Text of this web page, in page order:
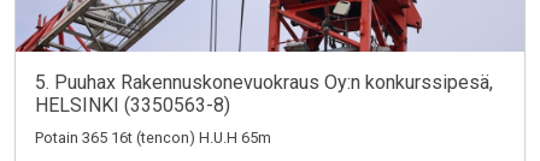
5. Puuhax Rakennuskonevuokraus Oy:n konkurssipesä,
HELSINKI (3350563-8)
Potain 365 16t (tencon) H.U.H 65m